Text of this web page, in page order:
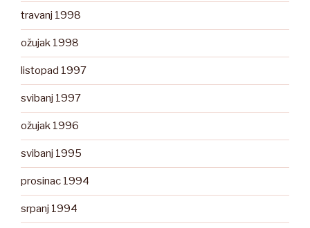
travanj 1998
ožujak 1998
listopad 1997
svibanj 1997
ožujak 1996
svibanj 1995
prosinac 1994
srpanj 1994